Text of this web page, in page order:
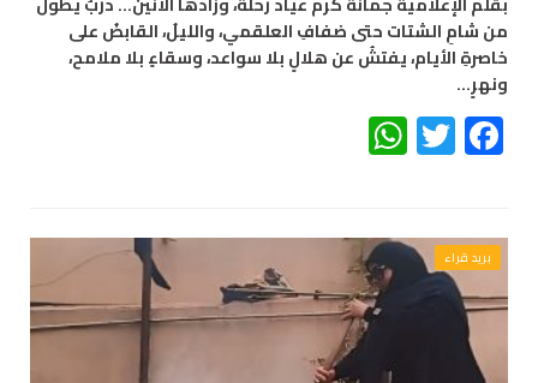
من شامِ الشتات حتى ضفافِ العلقمي، والليلُ، القابضُ على
خاصرةِ الأيام، يفتشُ عن هلالٍ بلا سواعد، وسقاءٍ بلا ملامح،
ونهرٍ…
Facebook
Twitter
بريد قراء